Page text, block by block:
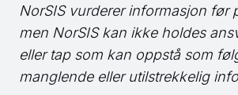
NorSISvurderer informasjon før
men NorSISkan ikke holdes
eller tap som kan oppstå som
manglende eller utilstrekkelig